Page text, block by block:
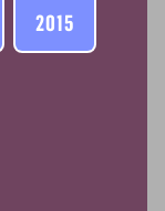
2015